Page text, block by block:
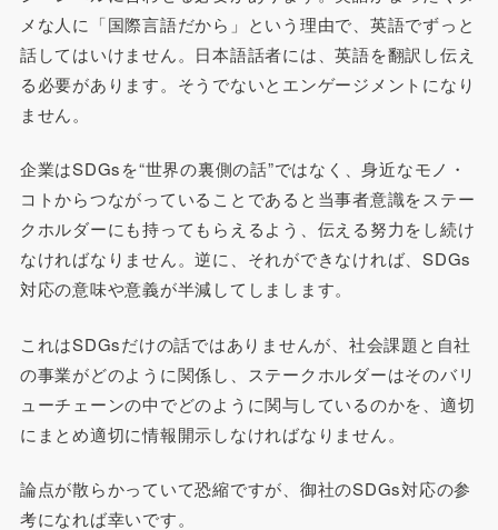
メな人に「国際言語だから」という理由で、英語でずっと
話してはいけません。日本語話者には、英語を翻訳し伝え
る必要があります。そうでないとエンゲージメントになり
ません。
企業はSDGsを“世界の裏側の話”ではなく、身近なモノ・
コトからつながっていることであると当事者意識をステー
クホルダーにも持ってもらえるよう、伝える努力をし続け
なければなりません。逆に、それができなければ、SDGs
対応の意味や意義が半減してしまします。
これはSDGsだけの話ではありませんが、社会課題と自社
の事業がどのように関係し、ステークホルダーはそのバリ
ューチェーンの中でどのように関与しているのかを、適切
にまとめ適切に情報開示しなければなりません。
論点が散らかっていて恐縮ですが、御社のSDGs対応の参
考になれば幸いです。